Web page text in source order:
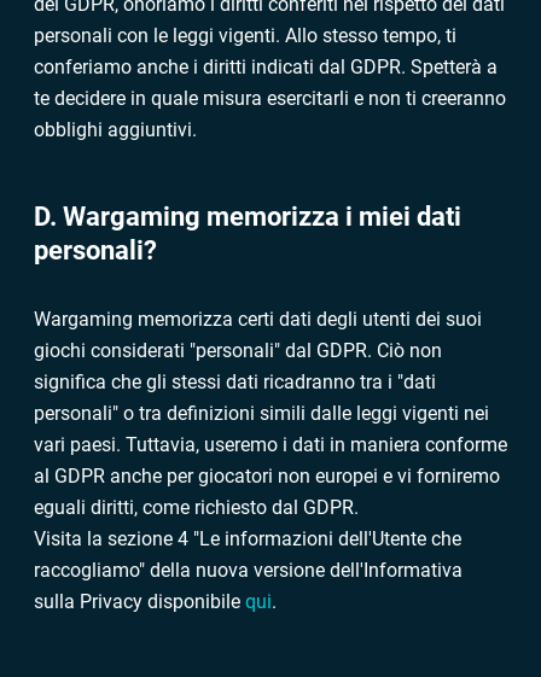
personali con le leggi vigenti. Allo stesso tempo, ti
conferiamo anche i diritti indicati dal GDPR. Spetterà a
te decidere in quale misura esercitarli e non ti creeranno
obblighi aggiuntivi.
D. Wargaming memorizza i miei dati
personali?
Wargaming memorizza certi dati degli utenti dei suoi
giochi considerati "personali" dal GDPR. Ciò non
significa che gli stessi dati ricadranno tra i "dati
personali" o tra definizioni simili dalle leggi vigenti nei
vari paesi. Tuttavia, useremo i dati in maniera conforme
al GDPR anche per giocatori non europei e vi forniremo
eguali diritti, come richiesto dal GDPR.
Visita la sezione 4 "Le informazioni dell'Utente che
raccogliamo" della nuova versione dell'Informativa
sulla Privacy disponibile qui.